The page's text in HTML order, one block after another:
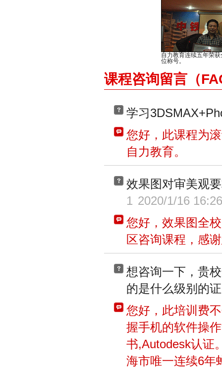
自力教育连续五年荣
位称号。
课程咨询留言（
学习
您好，此课程为
自力教育。
效果图对审美观
1 2020/1/16
您好，效果图全
区咨询课程，感
想咨询一下，贵
的是什么级别的
您好，此培训费
握手机的软件操
书,Autodesk认证
海市唯一连续6年